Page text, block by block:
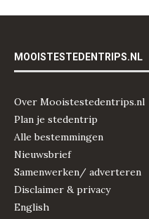
MOOISTESTEDENTRIPS.NL
Over Mooistestedentrips.nl
Plan je stedentrip
Alle bestemmingen
Nieuwsbrief
Samenwerken/ adverteren
Disclaimer & privacy
English